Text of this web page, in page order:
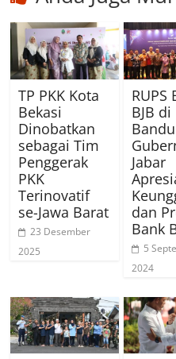
TP PKK Kota
Bekasi
Dinobatkan
sebagai Tim
Penggerak
PKK
Terinovatif
se-Jawa Barat
23 Desember
2025
RUPS
BJB di
Jabar
dan
Bank
5
2024